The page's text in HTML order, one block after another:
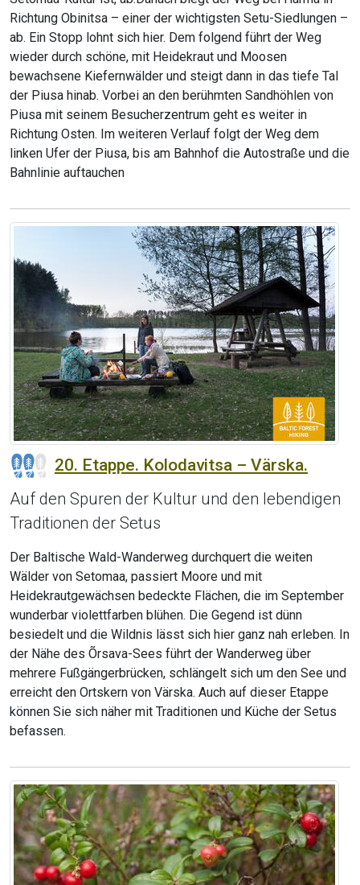
Richtung Obinitsa – einer der wichtigsten Setu-Siedlungen –
ab. Ein Stopp lohnt sich hier. Dem folgend führt der Weg
wieder durch schöne, mit Heidekraut und Moosen
bewachsene Kiefernwälder und steigt dann in das tiefe Tal
der Piusa hinab. Vorbei an den berühmten Sandhöhlen von
Piusa mit seinem Besucherzentrum geht es weiter in
Richtung Osten. Im weiteren Verlauf folgt der Weg dem
linken Ufer der Piusa, bis am Bahnhof die Autostraße und die
Bahnlinie auftauchen
20. Etappe. Kolodavitsa – Värska.
Auf den Spuren der Kultur und den lebendigen
Traditionen der Setus
Der Baltische Wald-Wanderweg durchquert die weiten
Wälder von Setomaa, passiert Moore und mit
Heidekrautgewächsen bedeckte Flächen, die im September
wunderbar violettfarben blühen. Die Gegend ist dünn
besiedelt und die Wildnis lässt sich hier ganz nah erleben. In
der Nähe des Õrsava-Sees führt der Wanderweg über
mehrere Fußgängerbrücken, schlängelt sich um den See und
erreicht den Ortskern von Värska. Auch auf dieser Etappe
können Sie sich näher mit Traditionen und Küche der Setus
befassen.